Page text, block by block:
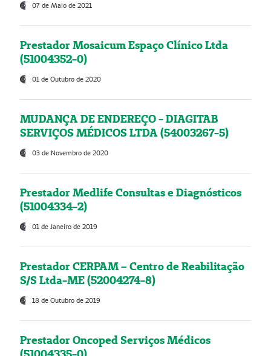
07 de Maio de 2021
Prestador Mosaicum Espaço Clínico Ltda
(51004352-0)
01 de Outubro de 2020
MUDANÇA DE ENDEREÇO - DIAGITAB
SERVIÇOS MÉDICOS LTDA (54003267-5)
03 de Novembro de 2020
Prestador Medlife Consultas e Diagnósticos
(51004334-2)
01 de Janeiro de 2019
Prestador CERPAM – Centro de Reabilitação
S/S Ltda-ME (52004274-8)
18 de Outubro de 2019
Prestador Oncoped Serviços Médicos